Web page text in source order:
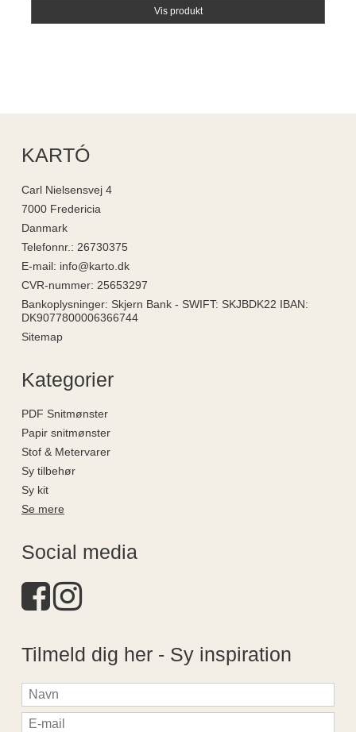
Vis produkt
KARTÓ
Carl Nielsensvej 4
7000 Fredericia
Danmark
Telefonnr. : 26730375
E-mail: info@karto.dk
CVR-nummer: 25653297
Bankoplysninger: Skjern Bank - SWIFT: SKJBDK22 IBAN:
DK9077800006366744
Sitemap
Kategorier
PDF Snitmønster
Papir snitmønster
Stof & Metervarer
Sy tilbehør
Sy kit
Se mere
Social media
Tilmeld dig her - Sy inspiration